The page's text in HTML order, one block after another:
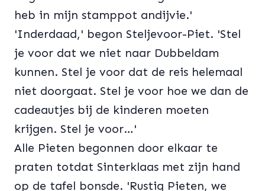
heb in mijn stamppot andijvie.'
'Inderdaad,' begon Steljevoor-Piet. 'Stel
je voor dat we niet naar Dubbeldam
kunnen. Stel je voor dat de reis helemaal
niet doorgaat. Stel je voor hoe we dan de
cadeautjes bij de kinderen moeten
krijgen. Stel je voor…'
Alle Pieten begonnen door elkaar te
praten totdat Sinterklaas met zijn hand
op de tafel bonsde. 'Rustig Pieten, we